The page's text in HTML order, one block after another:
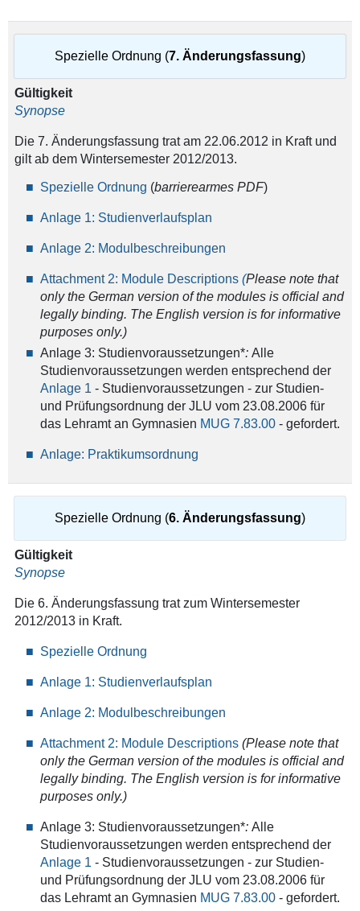
Spezielle Ordnung (7. Änderungsfassung)
Gültigkeit
Synopse
Die 7. Änderungsfassung trat am 22.06.2012 in Kraft und
gilt ab dem Wintersemester 2012/2013.
Spezielle Ordnung (barrierearmes PDF)
Anlage 1: Studienverlaufsplan
Anlage 2: Modulbeschreibungen
Attachment 2: Module Descriptions (Please note that
only the German version of the modules is official and
legally binding. The English version is for informative
purposes only.)
Anlage 3: Studienvoraussetzungen*: Alle
Studienvoraussetzungen werden entsprechend der
Anlage 1- Studienvoraussetzungen - zur Studien-
und Prüfungsordnung der JLU vom 23.08.2006 für
das Lehramt an Gymnasien MUG 7.83.00- gefordert.
Anlage: Praktikumsordnung
Spezielle Ordnung (6. Änderungsfassung)
Gültigkeit
Synopse
Die 6. Änderungsfassung trat zum Wintersemester
2012/2013 in Kraft.
Spezielle Ordnung
Anlage 1: Studienverlaufsplan
Anlage 2: Modulbeschreibungen
Attachment 2: Module Descriptions (Please note that
only the German version of the modules is official and
legally binding. The English version is for informative
purposes only.)
Anlage 3: Studienvoraussetzungen*: Alle
Studienvoraussetzungen werden entsprechend der
Anlage 1 - Studienvoraussetzungen - zur Studien-
und Prüfungsordnung der JLU vom 23.08.2006 für
das Lehramt an Gymnasien MUG 7.83.00- gefordert.